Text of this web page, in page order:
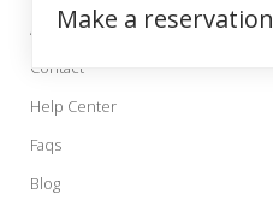
Make a reservation
About us
Contact
Help Center
Faqs
Blog